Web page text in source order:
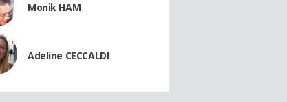
Monik HAM
Adeline CECCALDI